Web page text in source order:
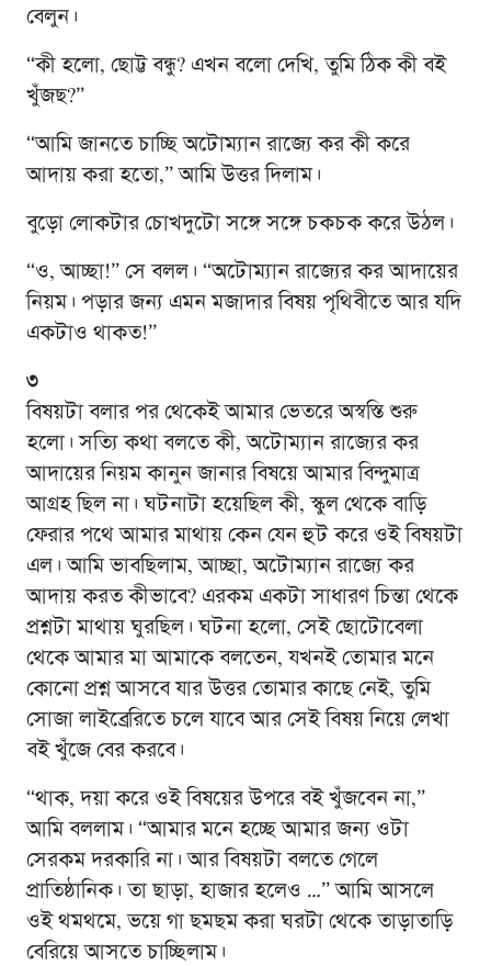
বেলুন।
“কী হলো, ছোট্ট বন্ধু? এখন বলো দেখি, তুমি ঠিক কী বই
খুঁজছ?”
“আমি জানতে চাচ্ছি অটোম্যান রাজ্যে কর কী করে
আদায় করা হতো,” আমি উত্তর দিলাম।
বুড়ো লোকটার চোখদুটো সঙ্গে সঙ্গে চকচক করে উঠল।
“ও, আচ্ছা!” সে বলল। “অটোম্যান রাজ্যের কর আদায়ের
নিয়ম। পড়ার জন্য এমন মজাদার বিষয় পৃথিবীতে আর যদি
একটাও থাকত!”
৩
বিষয়টা বলার পর থেকেই আমার ভেতরে অস্বস্তি শুরু
হলো। সত্যি কথা বলতে কী, অটোম্যান রাজ্যের কর
আদায়ের নিয়ম কানুন জানার বিষয়ে আমার বিন্দুমাত্র
আগ্রহ ছিল না। ঘটনাটা হয়েছিল কী, স্কুল থেকে বাড়ি
ফেরার পথে আমার মাথায় কেন যেন হুট করে ওই বিষয়টা
এল। আমি ভাবছিলাম, আচ্ছা, অটোম্যান রাজ্যে কর
আদায় করত কীভাবে? এরকম একটা সাধারণ চিন্তা থেকে
প্রশ্নটা মাথায় ঘুরছিল। ঘটনা হলো, সেই ছোটোবেলা
থেকে আমার মা আমাকে বলতেন, যখনই তোমার মনে
কোনো প্রশ্ন আসবে যার উত্তর তোমার কাছে নেই, তুমি
সোজা লাইব্রেরিতে চলে যাবে আর সেই বিষয় নিয়ে লেখা
বই খুঁজে বের করবে।
“থাক, দয়া করে ওই বিষয়ের উপরে বই খুঁজবেন না,”
আমি বললাম। “আমার মনে হচ্ছে আমার জন্য ওটা
সেরকম দরকারি না। আর বিষয়টা বলতে গেলে
প্রাতিষ্ঠানিক। তা ছাড়া, হাজার হলেও …” আমি আসলে
ওই থমথমে, ভয়ে গা ছমছম করা ঘরটা থেকে তাড়াতাড়ি
বেরিয়ে আসতে চাচ্ছিলাম।